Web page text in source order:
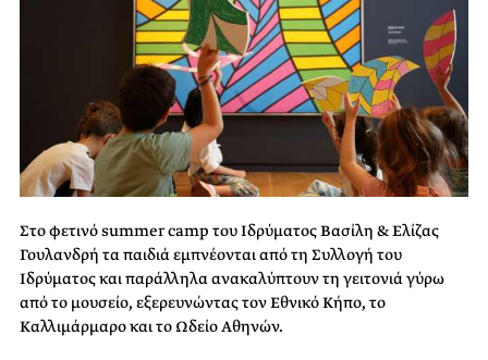
Στο φετινό summer camp του Ιδρύματος Βασίλη & Ελίζας
Γουλανδρή τα παιδιά εμπνέονται από τη Συλλογή του
Ιδρύματος και παράλληλα ανακαλύπτουν τη γειτονιά γύρω
από το μουσείο, εξερευνώντας τον Εθνικό Κήπο, το
Καλλιμάρμαρο και το Ωδείο Αθηνών.